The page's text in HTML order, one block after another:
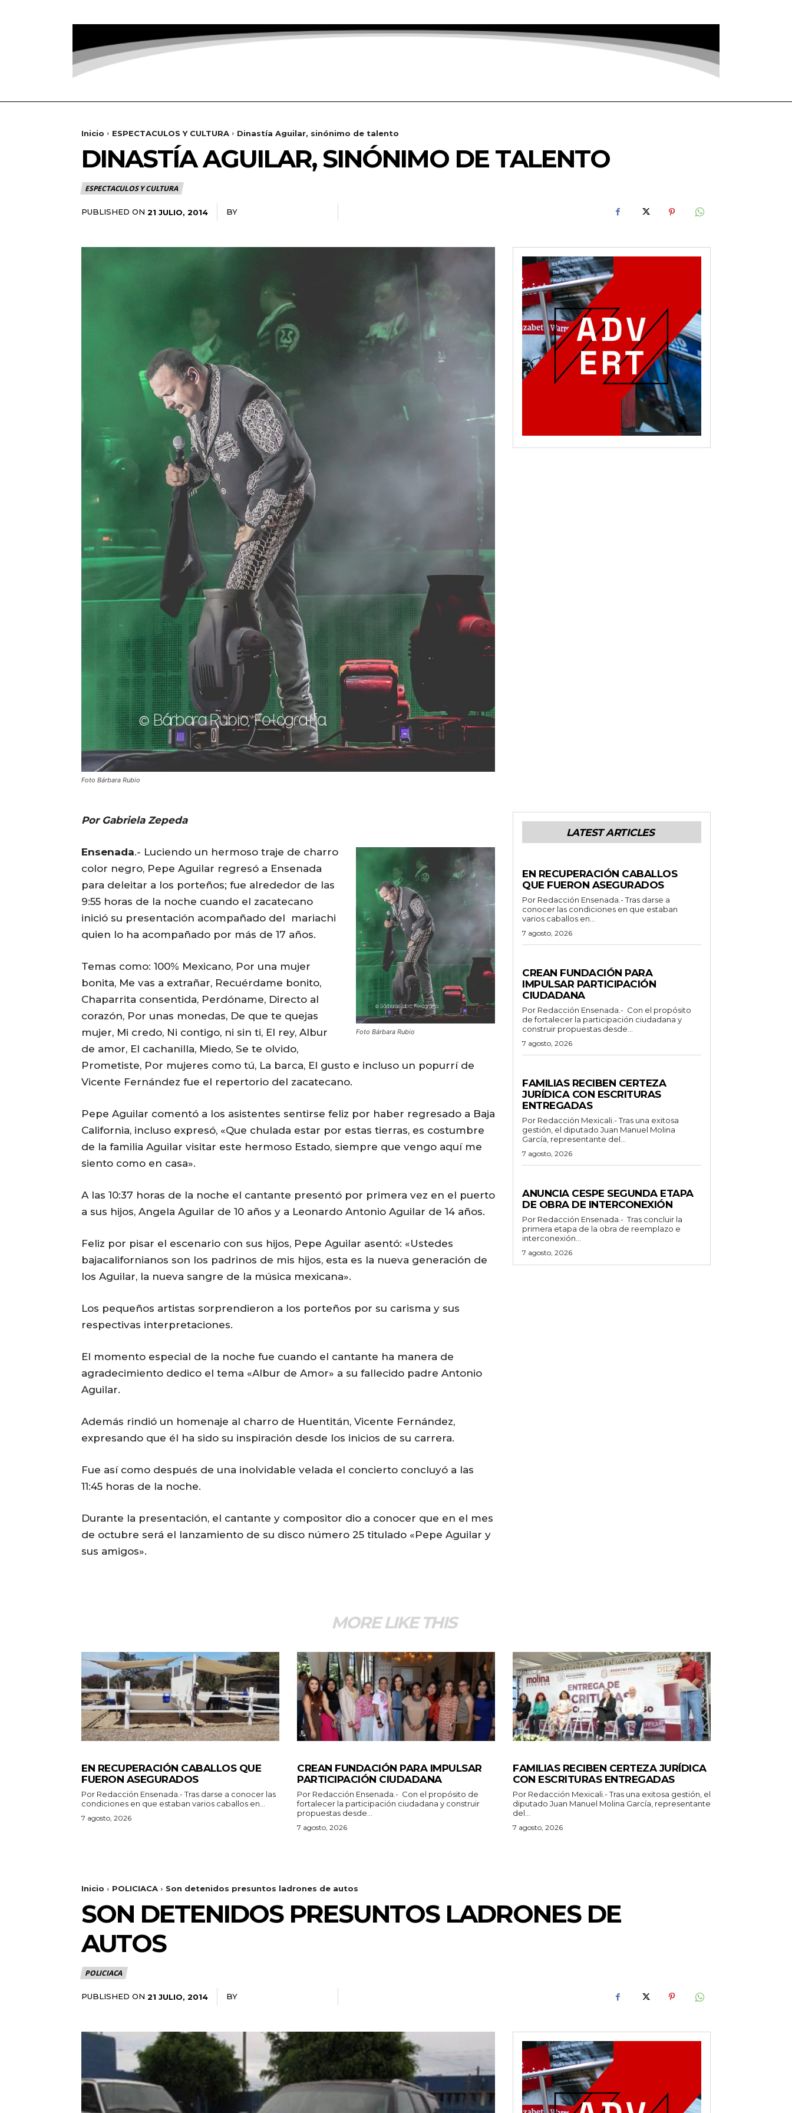
Inicio ESPECTACULOS Y CULTURA Dinastía Aguilar, sinónimo de talento
DINASTÍA AGUILAR, SINÓNIMO DE TALENTO
ESPECTACULOS Y CULTURA
PUBLISHED ON 21 JULIO, 2014 BY
Foto Bárbara Rubio
Por Gabriela Zepeda
Foto Bárbara Rubio
Ensenada.- Luciendo un hermoso traje de charro
color negro, Pepe Aguilar regresó a Ensenada
para deleitar a los porteños; fue alrededor de las
9:55 horas de la noche cuando el zacatecano
inició su presentación acompañado del mariachi
quien lo ha acompañado por más de 17 años.
Temas como: 100% Mexicano, Por una mujer
bonita, Me vas a extrañar, Recuérdame bonito,
Chaparrita consentida, Perdóname, Directo al
corazón, Por unas monedas, De que te quejas
mujer, Mi credo, Ni contigo, ni sin ti, El rey, Albur
de amor, El cachanilla, Miedo, Se te olvido,
Prometiste, Por mujeres como tú, La barca, El gusto e incluso un popurrí de
Vicente Fernández fue el repertorio del zacatecano.
Pepe Aguilar comentó a los asistentes sentirse feliz por haber regresado a Baja
California, incluso expresó, «Que chulada estar por estas tierras, es costumbre
de la familia Aguilar visitar este hermoso Estado, siempre que vengo aquí me
siento como en casa».
A las 10:37 horas de la noche el cantante presentó por primera vez en el puerto
a sus hijos, Angela Aguilar de 10 años y a Leonardo Antonio Aguilar de 14 años.
Feliz por pisar el escenario con sus hijos, Pepe Aguilar asentó: «Ustedes
bajacalifornianos son los padrinos de mis hijos, esta es la nueva generación de
los Aguilar, la nueva sangre de la música mexicana».
Los pequeños artistas sorprendieron a los porteños por su carisma y sus
respectivas interpretaciones.
El momento especial de la noche fue cuando el cantante ha manera de
agradecimiento dedico el tema «Albur de Amor» a su fallecido padre Antonio
Aguilar.
Además rindió un homenaje al charro de Huentitán, Vicente Fernández,
expresando que él ha sido su inspiración desde los inicios de su carrera.
Fue así como después de una inolvidable velada el concierto concluyó a las
11:45 horas de la noche.
Durante la presentación, el cantante y compositor dio a conocer que en el mes
de octubre será el lanzamiento de su disco número 25 titulado «Pepe Aguilar y
sus amigos».
LATEST ARTICLES
EN RECUPERACIÓN CABALLOS
QUE FUERON ASEGURADOS
Por Redacción Ensenada.- Tras darse a
conocer las condiciones en que estaban
varios caballos en...
7 agosto, 2026
CREAN FUNDACIÓN PARA
IMPULSAR PARTICIPACIÓN
CIUDADANA
Por Redacción Ensenada.- Con el propósito
de fortalecer la participación ciudadana y
construir propuestas desde...
7 agosto, 2026
FAMILIAS RECIBEN CERTEZA
JURÍDICA CON ESCRITURAS
ENTREGADAS
Por Redacción Mexicali.- Tras una exitosa
gestión, el diputado Juan Manuel Molina
García, representante del...
7 agosto, 2026
ANUNCIA CESPE SEGUNDA ETAPA
DE OBRA DE INTERCONEXIÓN
Por Redacción Ensenada.- Tras concluir la
primera etapa de la obra de reemplazo e
interconexión...
7 agosto, 2026
MORE LIKE THIS
EN RECUPERACIÓN CABALLOS QUE
FUERON ASEGURADOS
Por Redacción Ensenada.- Tras darse a conocer las
condiciones en que estaban varios caballos en...
7 agosto, 2026
CREAN FUNDACIÓN PARA IMPULSAR
PARTICIPACIÓN CIUDADANA
Por Redacción Ensenada.- Con el propósito de
fortalecer la participación ciudadana y construir
propuestas desde...
7 agosto, 2026
FAMILIAS RECIBEN CERTEZA JURÍDICA
CON ESCRITURAS ENTREGADAS
Por Redacción Mexicali.- Tras una exitosa gestión, el
diputado Juan Manuel Molina García, representante
del...
7 agosto, 2026